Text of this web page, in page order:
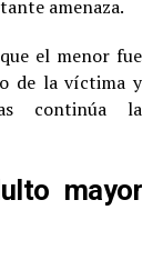
amenaza.
el menor fue
de la víctima y
continúa la
mayor